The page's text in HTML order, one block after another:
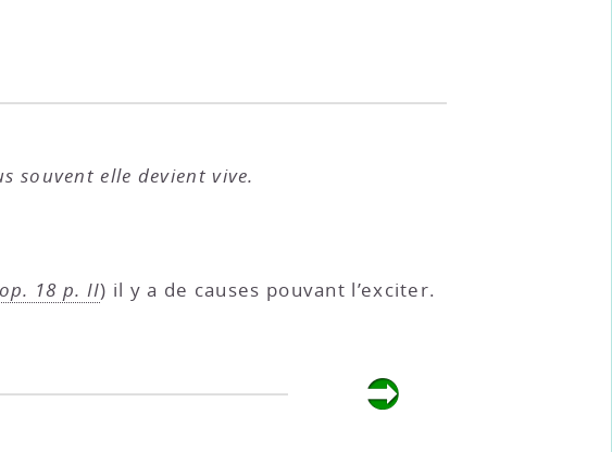
souvent elle devient vive.
18 p. II) il y a de causes pouvant l’exciter.